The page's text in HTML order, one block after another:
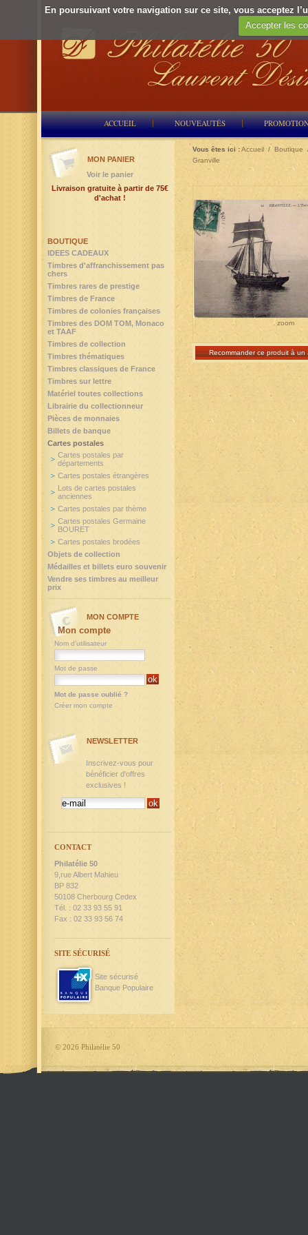
En poursuivant votre navigation sur ce site, vous acceptez
Accepter les
ACCUEIL NOUVEAUTÉS
Vous êtes ici :Accueil / Boutique
Granville
zoom
Recommander ce produit à un
BOUTIQUE
IDEES CADEAUX
Timbres d'affranchissement pas
chers
Timbres rares de prestige
Timbres de France
Timbres de colonies françaises
Timbres des DOM TOM, Monaco
et TAAF
Timbres de collection
Timbres thématiques
Timbres classiques de France
Timbres sur lettre
Matériel toutes collections
Librairie du collectionneur
Pièces de monnaies
Billets de banque
Cartes postales
Cartes postales par
départements
Cartes postales étrangères
Lots de cartes postales
anciennes
Cartes postales par thème
Cartes postales Germaine
BOURET
Cartes postales brodées
Objets de collection
Médailles et billets euro souvenir
Vendre ses timbres au meilleur
prix
MON PANIER
Voir le panier
Livraison gratuite à partir de 75€
d'achat !
MON COMPTE
Mon compte
Nom d'utilisateur
Mot de passe
Mot de passe oublié ?
Créer mon compte
NEWSLETTER
Inscrivez-vous pour
bénéficier d'offres
exclusives !
CONTACT
Philatélie 50
9,rue Albert Mahieu
BP 832
50108 Cherbourg Cedex
Tél. : 02 33 93 55 91
Fax : 02 33 93 56 74
SITE SÉCURISÉ
Site sécurisé
Banque Populaire
© 2026 Philatélie 50